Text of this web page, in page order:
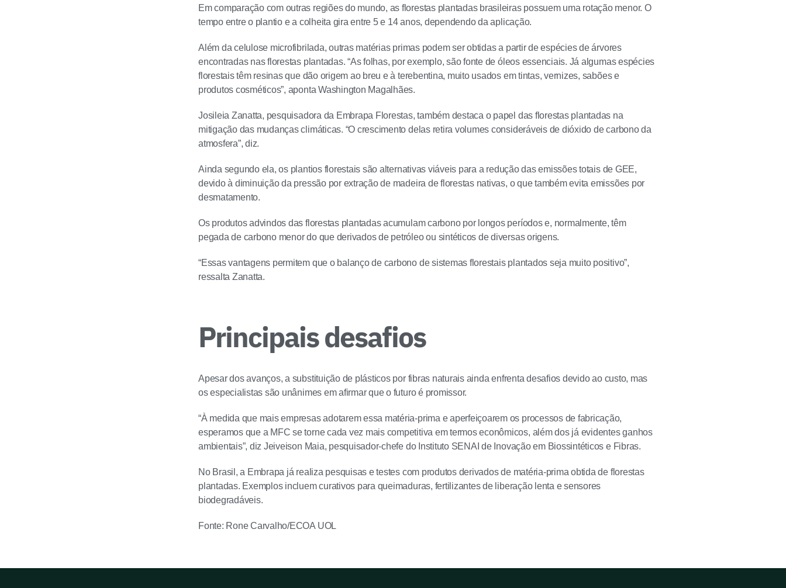
Em comparação com outras regiões do mundo, as florestas plantadas brasileiras possuem uma rotação menor. O
tempo entre o plantio e a colheita gira entre 5 e 14 anos, dependendo da aplicação.
Além da celulose microfibrilada, outras matérias primas podem ser obtidas a partir de espécies de árvores
encontradas nas florestas plantadas. “As folhas, por exemplo, são fonte de óleos essenciais. Já algumas espécies
florestais têm resinas que dão origem ao breu e à terebentina, muito usados em tintas, vernizes, sabões e
produtos cosméticos”, aponta Washington Magalhães.
Josileia Zanatta, pesquisadora da Embrapa Florestas, também destaca o papel das florestas plantadas na
mitigação das mudanças climáticas. “O crescimento delas retira volumes consideráveis de dióxido de carbono da
atmosfera”, diz.
Ainda segundo ela, os plantios florestais são alternativas viáveis para a redução das emissões totais de GEE,
devido à diminuição da pressão por extração de madeira de florestas nativas, o que também evita emissões por
desmatamento.
Os produtos advindos das florestas plantadas acumulam carbono por longos períodos e, normalmente, têm
pegada de carbono menor do que derivados de petróleo ou sintéticos de diversas origens.
“Essas vantagens permitem que o balanço de carbono de sistemas florestais plantados seja muito positivo”,
ressalta Zanatta.
Principais desafios
Apesar dos avanços, a substituição de plásticos por fibras naturais ainda enfrenta desafios devido ao custo, mas
os especialistas são unânimes em afirmar que o futuro é promissor.
“À medida que mais empresas adotarem essa matéria-prima e aperfeiçoarem os processos de fabricação,
esperamos que a MFC se torne cada vez mais competitiva em termos econômicos, além dos já evidentes ganhos
ambientais”, diz Jeiveison Maia, pesquisador-chefe do Instituto SENAI de Inovação em Biossintéticos e Fibras.
No Brasil, a Embrapa já realiza pesquisas e testes com produtos derivados de matéria-prima obtida de florestas
plantadas. Exemplos incluem curativos para queimaduras, fertilizantes de liberação lenta e sensores
biodegradáveis.
Fonte: Rone Carvalho/ECOA UOL